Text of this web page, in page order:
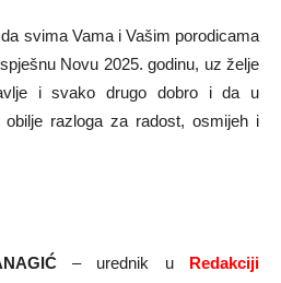
svima Vama i Vašim porodicama
Novu 2025. godinu, uz želje
i svako drugo dobro i da u
obilje razloga za radost, osmijeh i
– urednik u Redakciji